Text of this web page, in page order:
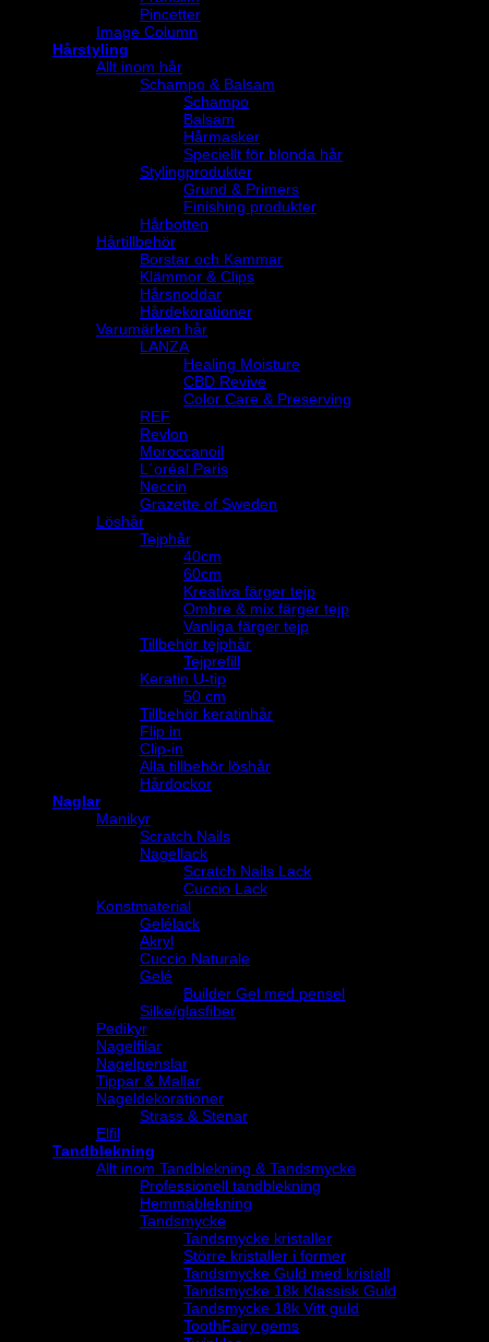
Pincetter
Image Column
Hårstyling
Allt inom hår
Schampo & Balsam
Schampo
Balsam
Hårmasker
Speciellt för blonda hår
Stylingprodukter
Grund & Primers
Finishing produkter
Hårbotten
Hårtillbehör
Borstar och Kammar
Klämmor & Clips
Hårsnoddar
Hårdekorationer
Varumärken hår
LANZA
Healing Moisture
CBD Revive
Color Care & Preserving
REF
Revlon
Moroccanoil
L´oréal Paris
Neccin
Grazette of Sweden
Löshår
Tejphår
40cm
60cm
Kreativa färger tejp
Ombre & mix färger tejp
Vanliga färger tejp
Tillbehör tejphår
Tejprefill
Keratin U-tip
50 cm
Tillbehör keratinhår
Flip in
Clip-in
Alla tillbehör löshår
Hårdockor
Naglar
Manikyr
Scratch Nails
Nagellack
Scratch Nails Lack
Cuccio Lack
Konstmaterial
Gelélack
Akryl
Cuccio Naturale
Gelé
Builder Gel med pensel
Silke/glasfiber
Pedikyr
Nagelfilar
Nagelpenslar
Tippar & Mallar
Nageldekorationer
Strass & Stenar
Elfil
Tandblekning
Allt inom Tandblekning & Tandsmycke
Professionell tandblekning
Hemmablekning
Tandsmycke
Tandsmycke kristaller
Större kristaller i former
Tandsmycke Guld med kristall
Tandsmycke 18k Klassisk Guld
Tandsmycke 18k Vitt guld
ToothFairy gems